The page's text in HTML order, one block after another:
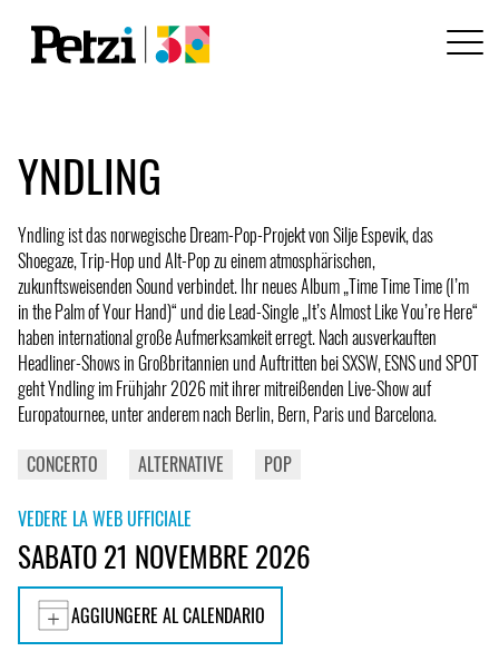
YNDLING
Yndling ist das norwegische Dream-Pop-Projekt von Silje Espevik, das
Shoegaze, Trip-Hop und Alt-Pop zu einem atmosphärischen,
zukunftsweisenden Sound verbindet. Ihr neues Album „Time Time Time (I’m
in the Palm of Your Hand)“ und die Lead-Single „It’s Almost Like You’re Here“
haben international große Aufmerksamkeit erregt. Nach ausverkauften
Headliner-Shows in Großbritannien und Auftritten bei SXSW, ESNS und SPOT
geht Yndling im Frühjahr 2026 mit ihrer mitreißenden Live-Show auf
Europatournee, unter anderem nach Berlin, Bern, Paris und Barcelona.
CONCERTO
ALTERNATIVE POP
VEDERE LA WEB UFFICIALE
SABATO 21 NOVEMBRE 2026
AGGIUNGERE AL CALENDARIO